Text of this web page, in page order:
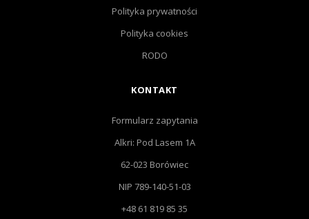
Polityka prywatności
Polityka cookies
RODO
KONTAKT
Formularz zapytania
Alkri: Pod Lasem 1A
62-023 Borówiec
NIP 789-140-51-03
+48 61 819 85 35